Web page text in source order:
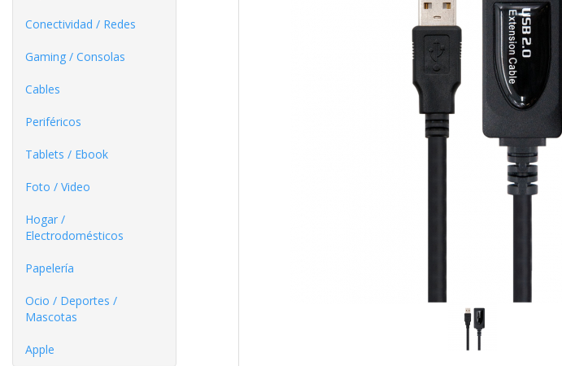
Conectividad / Redes
Gaming / Consolas
Cables
Periféricos
Tablets / Ebook
Foto / Video
Hogar /
Electrodomésticos
Papelería
Ocio / Deportes /
Mascotas
Apple